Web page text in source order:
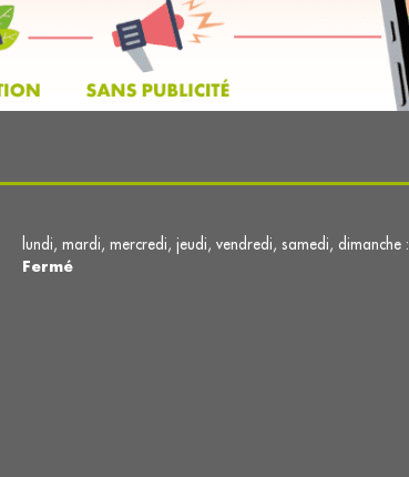
lundi, mardi, mercredi, jeudi, vendredi, samedi, dimanche :
Fermé